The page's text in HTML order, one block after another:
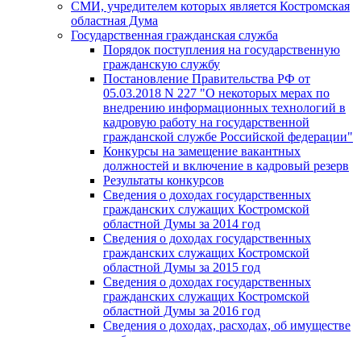
СМИ, учредителем которых является Костромская
областная Дума
Государственная гражданская служба
Порядок поступления на государственную
гражданскую службу
Постановление Правительства РФ от
05.03.2018 N 227 "О некоторых мерах по
внедрению информационных технологий в
кадровую работу на государственной
гражданской службе Российской федерации"
Конкурсы на замещение вакантных
должностей и включение в кадровый резерв
Результаты конкурсов
Сведения о доходах государственных
гражданских служащих Костромской
областной Думы за 2014 год
Сведения о доходах государственных
гражданских служащих Костромской
областной Думы за 2015 год
Сведения о доходах государственных
гражданских служащих Костромской
областной Думы за 2016 год
Сведения о доходах, расходах, об имуществе